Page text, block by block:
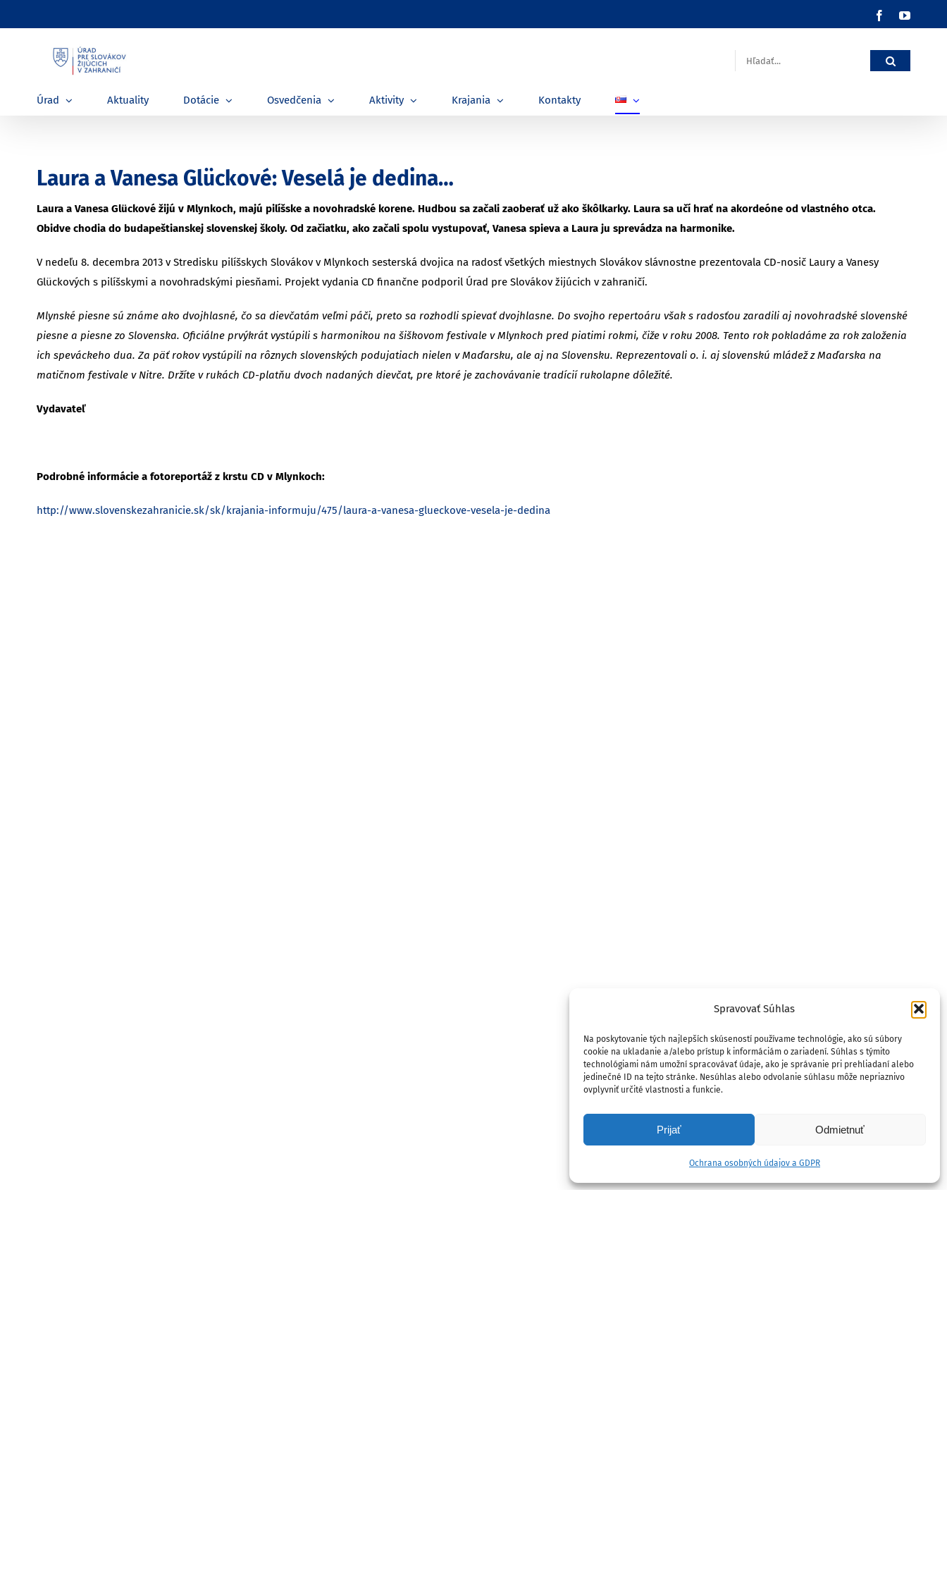
Spravovať Súhlas
Na poskytovanie tých najlepších skúseností používame technológie, ako sú súbory
cookie na ukladanie a/alebo prístup k informáciám o zariadení. Súhlas s týmito
technológiami nám umožní spracovávať údaje, ako je správanie pri prehliadaní alebo
jedinečné ID na tejto stránke. Nesúhlas alebo odvolanie súhlasu môže nepriaznivo
ovplyvniť určité vlastnosti a funkcie.
Prijať Odmietnuť
Ochrana osobných údajov a GDPR
to
Facebook
Hľadať:
Úrad Aktuality Dotácie Osvedčenia Aktivity Krajania Kontakty
Laura a Vanesa Glückové: Veselá je dedina…
Laura a Vanesa Glückové žijú v Mlynkoch, majú pilíšske a novohradské korene. Hudbou sa začali zaoberať už ako škôlkarky. Laura sa učí hrať na akordeóne od vlastného otca.
Obidve chodia do budapeštianskej slovenskej školy. Od začiatku, ako začali spolu vystupovať, Vanesa spieva a Laura ju sprevádza na harmonike.
V nedeľu 8. decembra 2013 v Stredisku pilíšskych Slovákov v Mlynkoch sesterská dvojica na radosť všetkých miestnych Slovákov slávnostne prezentovala CD-nosič Laury a Vanesy
Glückových s pilíšskymi a novohradskými piesňami. Projekt vydania CD finančne podporil Úrad pre Slovákov žijúcich v zahraničí.
Mlynské piesne sú známe ako dvojhlasné, čo sa dievčatám veľmi páči, preto sa rozhodli spievať dvojhlasne. Do svojho repertoáru však s radosťou zaradili aj novohradské slovenské
piesne a piesne zo Slovenska. Oficiálne prvýkrát vystúpili s harmonikou na šiškovom festivale v Mlynkoch pred piatimi rokmi, čiže v roku 2008. Tento rok pokladáme za rok založenia
ich speváckeho dua. Za päť rokov vystúpili na rôznych slovenských podujatiach nielen v Maďarsku, ale aj na Slovensku. Reprezentovali o. i. aj slovenskú mládež z Maďarska na
matičnom festivale v Nitre. Držíte v rukách CD-platňu dvoch nadaných dievčat, pre ktoré je zachovávanie tradícií rukolapne dôležité.
Vydavateľ
Podrobné informácie a fotoreportáž z krstu CD v Mlynkoch:
http://www.slovenskezahranicie.sk/sk/krajania-informuju/475/laura-a-vanesa-glueckove-vesela-je-dedina